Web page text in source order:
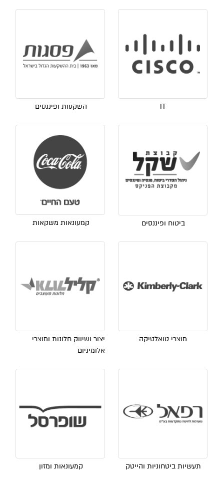
IT השקעות ופיננסים
ביטוח ופיננסים קמעונאות משקאות
מוצרי טואלטיקה
יצור ושיווק חלונות ומוצרי
אלומיניום
תעשיות ביטחוניות והייטק קמעונאות ומזון